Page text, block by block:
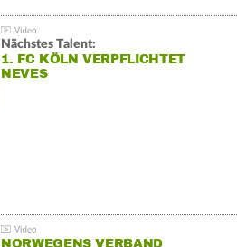
Nächstes Talent:
1. FC KÖLN VERPFLICHTET
NEVES